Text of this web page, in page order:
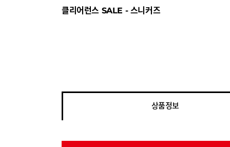
클리어런스 SALE - 스니커즈
상품정보